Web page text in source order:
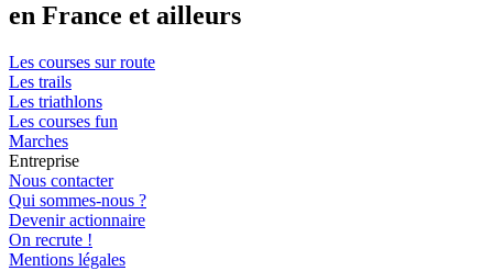
en France et ailleurs
Les courses sur route
Les trails
Les triathlons
Les courses fun
Marches
Entreprise
Nous contacter
Qui sommes-nous ?
Devenir actionnaire
On recrute !
Mentions légales